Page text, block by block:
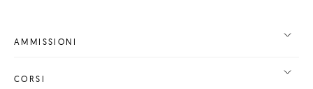
AMMISSIONI
CORSI